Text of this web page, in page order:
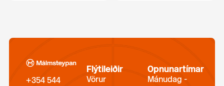
+354 544
Flýtileiðir
Vörur
Opnunartímar
Mánudag -